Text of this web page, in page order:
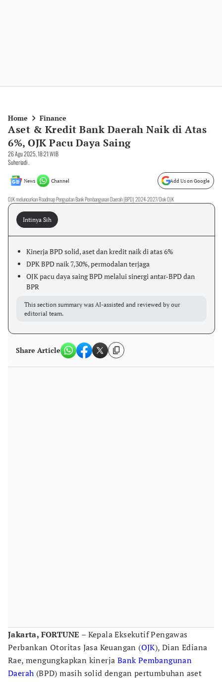
Home Finance
Aset & Kredit Bank Daerah Naik di Atas
6%, OJK Pacu Daya Saing
26 Agu 2025, 18:21 WIB
Suheriadi .
News Channel Add Us on Google
OJK meluncurkan Roadmap Penguatan Bank Pembangunan Daerah (BPD) 2024-2027/Dok OJK
Intinya Sih
Kinerja BPD solid, aset dan kredit naik di atas 6%
DPK BPD naik 7,30%, permodalan terjaga
OJK pacu daya saing BPD melalui sinergi antar-BPD dan
BPR
This section summary was AI-assisted and reviewed by our
editorial team.
Share Article
Jakarta, FORTUNE – Kepala Eksekutif Pengawas
Perbankan Otoritas Jasa Keuangan (OJK), Dian Ediana
Rae, mengungkapkan kinerja Bank Pembangunan
Daerah (BPD) masih solid dengan pertumbuhan aset